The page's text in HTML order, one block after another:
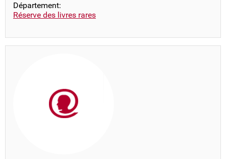
Département:
Réserve des livres rares